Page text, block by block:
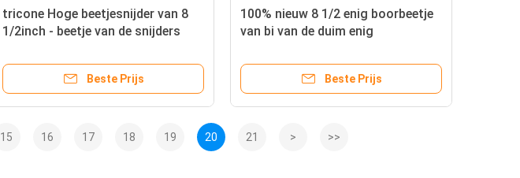
tricone Hoge beetjesnijder van 8
1/2inch - beetje van de snijders
kwaliteitskegel voor zich het
opstapelen
Beste Prijs
100% nieuw 8 1/2 enig boorbeetje
van bi van de duim enig
Opstapelen van het boren
Beste Prijs
15 16 17 18 19 20 21 > >>